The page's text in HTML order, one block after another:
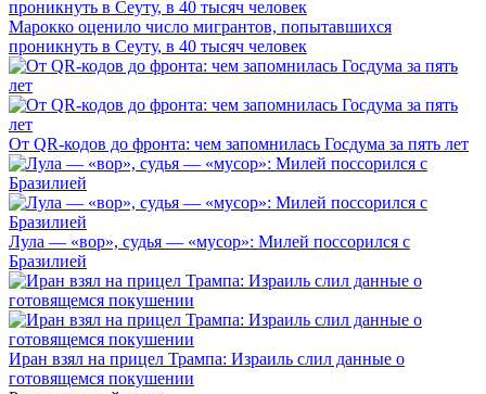
Марокко оценило число мигрантов, попытавшихся
проникнуть в Сеуту, в 40 тысяч человек
От QR-кодов до фронта: чем запомнилась Госдума за пять лет
Лула — «вор», судья — «мусор»: Милей поссорился с
Бразилией
Иран взял на прицел Трампа: Израиль слил данные о
готовящемся покушении